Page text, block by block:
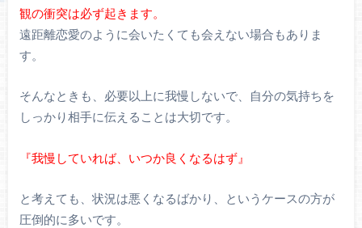
観の衝突は必ず起きます。
遠距離恋愛のように会いたくても会えない場合もありま
す。
そんなときも、必要以上に我慢しないで、自分の気持ちを
しっかり相手に伝えることは大切です。
『我慢していれば、いつか良くなるはず』
と考えても、状況は悪くなるばかり、というケースの方が
圧倒的に多いです。